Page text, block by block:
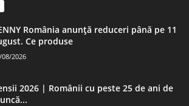
România anunță reduceri până pe 11
Ce produse
08/2026
2026 | Românii cu peste 25 de ani de